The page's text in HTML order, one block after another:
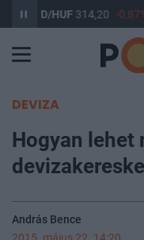
HUF314,20 -0,87%
DEVIZA
Hogyan
András Bence